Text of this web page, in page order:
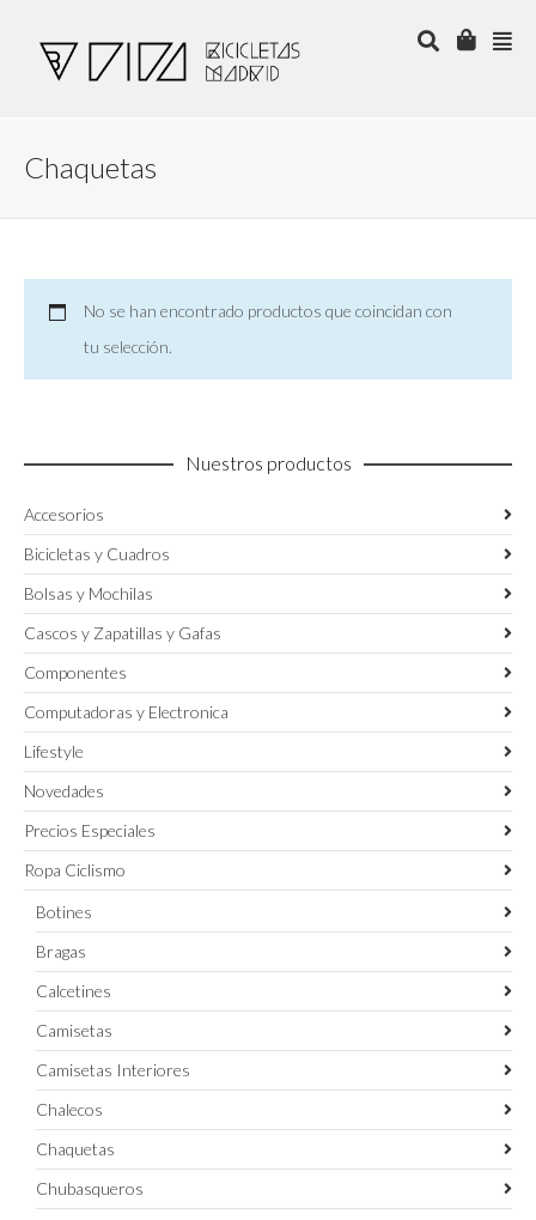
Chaquetas
No se han encontrado productos que coincidan con
tu selección.
Nuestros productos
Accesorios
Bicicletas y Cuadros
Bolsas y Mochilas
Cascos y Zapatillas y Gafas
Componentes
Computadoras y Electronica
Lifestyle
Novedades
Precios Especiales
Ropa Ciclismo
Botines
Bragas
Calcetines
Camisetas
Camisetas Interiores
Chalecos
Chaquetas
Chubasqueros